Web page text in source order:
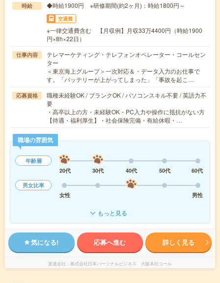
時給 ◆時給1900円 ※研修期間(約2ヶ月)：時給1800円～
交通費
※一律交通費含む 【月収例】月収33万4400円（時給1900
円×8h×22日）
仕事内容
テレマーケティング・テレフォンオペレーター・コールセン
ター
＜東京海上グループ＞一次対応＆・データ入力のお仕事で
す。「バッテリーが上がってしまった」「事故を起こ…
応募資格
職種未経験OK / ブランクOK / パソコンスキル不要 / 英語力不
要
・高卒以上の方・未経験OK・PC入力や操作に抵抗がない方
【待遇・福利厚生】・社会保険完備・有給休暇・…
職場の雰囲気
年齢層
20代
30代 40代 50代
60代
男女比率
女性
男性
もっと見る
気になる! 応募へ進む 詳しく見る
派遣会社 株式会社日本パーソナルビジネス 大阪本社コール